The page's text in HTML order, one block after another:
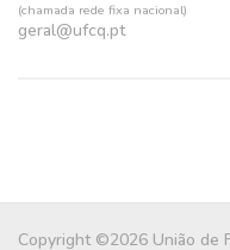
(chamada rede fixa nacional)
geral@ufcq.pt
Copyright ©2026 União de